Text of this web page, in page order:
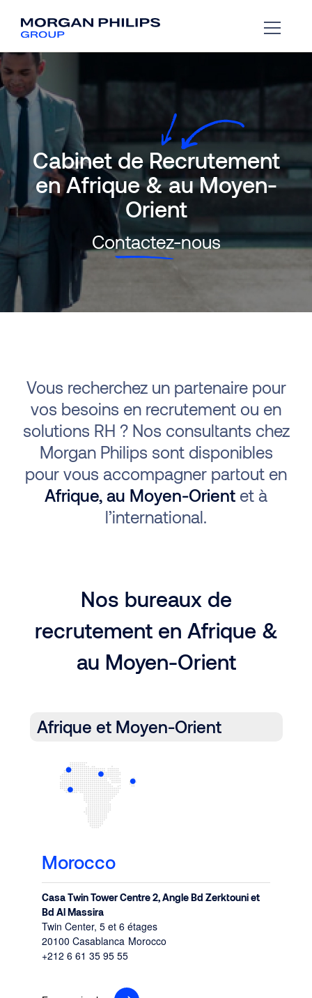
Cabinet de Recrutement
en Afrique & au Moyen-
Orient
Contactez-nous
Vous recherchez un partenaire pour
vos besoins en recrutement ou en
solutions RH ? Nos consultants chez
Morgan Philips sont disponibles
pour vous accompagner partout en
Afrique, au Moyen-Orient et à
l’international.
Nos bureaux de
recrutement en Afrique &
au Moyen-Orient
Afrique et Moyen-Orient
Morocco
Casa Twin Tower Centre 2, Angle Bd Zerktouni et
Bd Al Massira
Twin Center, 5 et 6 étages
20100 Casablanca Morocco
+212 6 61 35 95 55